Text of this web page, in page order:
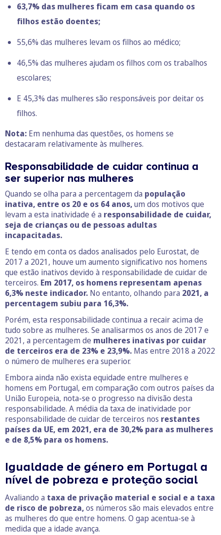
63,7% das mulheres ficam em casa quando os
filhos estão doentes;
55,6% das mulheres levam os filhos ao médico;
46,5% das mulheres ajudam os filhos com os trabalhos
escolares;
E 45,3% das mulheres são responsáveis por deitar os
filhos.
Nota: Em nenhuma das questões, os homens se
destacaram relativamente às mulheres.
Responsabilidade de cuidar continua a
ser superior nas mulheres
Quando se olha para a percentagem da população
inativa, entre os 20 e os 64 anos,um dos motivos que
levam a esta inatividade é a responsabilidade de cuidar,
seja de crianças ou de pessoas adultas
incapacitadas.
E tendo em conta os dados analisados pelo Eurostat, de
2017 a 2021, houve um aumento significativo nos homens
que estão inativos devido à responsabilidade de cuidar de
terceiros. Em 2017, os homens representam apenas
6,3% neste indicador. No entanto, olhando para 2021, a
percentagem subiu para 16,3%.
Porém, esta responsabilidade continua a recair acima de
tudo sobre as mulheres. Se analisarmos os anos de 2017 e
2021, a percentagem de mulheres inativas por cuidar
de terceiros era de 23% e 23,9%. Mas entre 2018 a 2022
o número de mulheres era superior.
Embora ainda não exista equidade entre mulheres e
homens em Portugal, em comparação com outros países da
União Europeia, nota-se o progresso na divisão desta
responsabilidade. A média da taxa de inatividade por
responsabilidade de cuidar de terceiros nos restantes
países da UE, em 2021, era de 30,2% para as mulheres
e de 8,5% para os homens.
Igualdade de género em Portugal a
nível de pobreza e proteção social
Avaliando a taxa de privação material e social e a taxa
de risco de pobreza,os números são mais elevados entre
as mulheres do que entre homens. O gap acentua-se à
medida que a idade avança.